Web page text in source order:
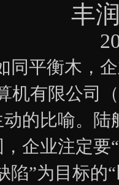
丰
平衡木，企
机有限公司
的比喻。
企业注定要
”为目标的“